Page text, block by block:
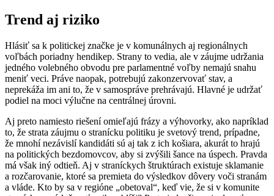
Trend aj riziko
Hlásiť sa k politickej značke je v komunálnych aj regionálnych
voľbách poriadny hendikep. Strany to vedia, ale v záujme udržania
jedného volebného obvodu pre parlamentné voľby nemajú snahu
meniť veci. Práve naopak, potrebujú zakonzervovať stav, a
neprekáža im ani to, že v samospráve prehrávajú. Hlavné je udržať
podiel na moci výlučne na centrálnej úrovni.
Aj preto namiesto riešení omieľajú frázy a výhovorky, ako napríklad
to, že strata záujmu o stranícku politiku je svetový trend, prípadne,
že mnohí nezávislí kandidáti sú aj tak z ich košiara, akurát to hrajú
na politických bezdomovcov, aby si zvýšili šance na úspech. Pravda
má však iný odtieň. Aj v straníckych štruktúrach existuje sklamanie
a rozčarovanie, ktoré sa premieta do výsledkov dôvery voči stranám
a vláde. Kto by sa v regióne „obetoval“, keď vie, že si v komunite